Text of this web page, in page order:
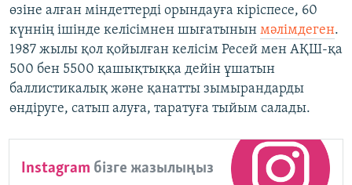
өзіне алған міндеттерді орындауға кіріспесе, 60
күннің ішінде келісімнен шығатынын мәлімдеген.
1987 жылы қол қойылған келісім Ресей мен АҚШ-қа
500 бен 5500 қашықтыққа дейін ұшатын
баллистикалық және қанатты зымырандарды
өндіруге, сатып алуға, таратуға тыйым салады.
Instagram бізге жазылыңыз